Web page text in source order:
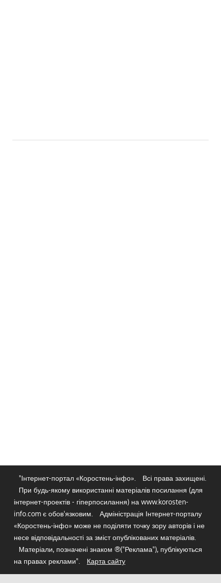
"Інтернет-портал «Коростень-інфо».
Всі права захищені.
При будь-якому використанні матеріалів посилання (для
інтернет-проектів - гіперпосилання) на www.korosten-
info.com є обов'язковим.
Адміністрація Інтернет-порталу
«Коростень-інфо» може не поділяти точку зору авторів і не
несе відповідальності за зміст опублікованих матеріалів.
Матеріали, позначені знаком ®("Реклама"), публікуються
на правах реклами".
Карта сайту